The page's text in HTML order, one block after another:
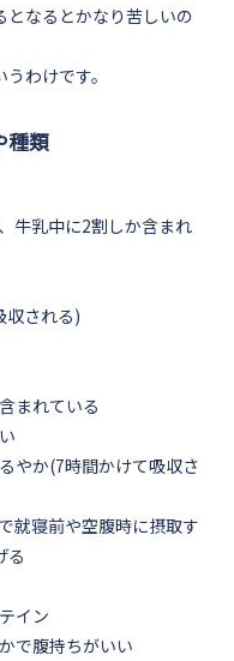
なるとかなり苦しいの
わけです。
種類
牛乳中に2割しか含まれ
収される)
まれている
やか(7時間かけて吸収さ
就寝前や空腹時に摂取す
る
イン
で腹持ちがいい